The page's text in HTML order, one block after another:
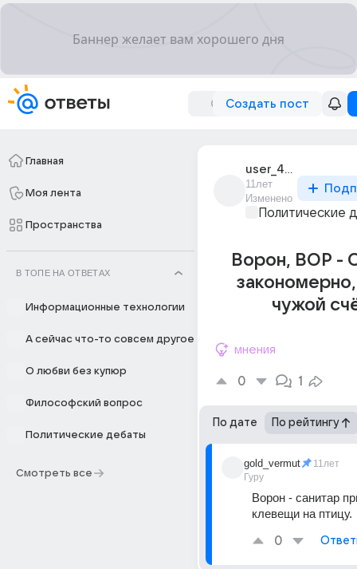
Создать пост
Главная
Моя лента
Пространства
В ТОПЕ НА ОТВЕТАХ
Информационные технологии
А сейчас что-то совсем другое
О любви без купюр
Философский вопрос
Политические дебаты
Смотреть все
user_4478312
11лет
Изменено
Политические
Ворон, ВОР -
чужой
мнения
0 1
По дате По рейтингу
gold_vermut
Гуру
11лет
Ворон - санитар
клевещи на птицу.
0